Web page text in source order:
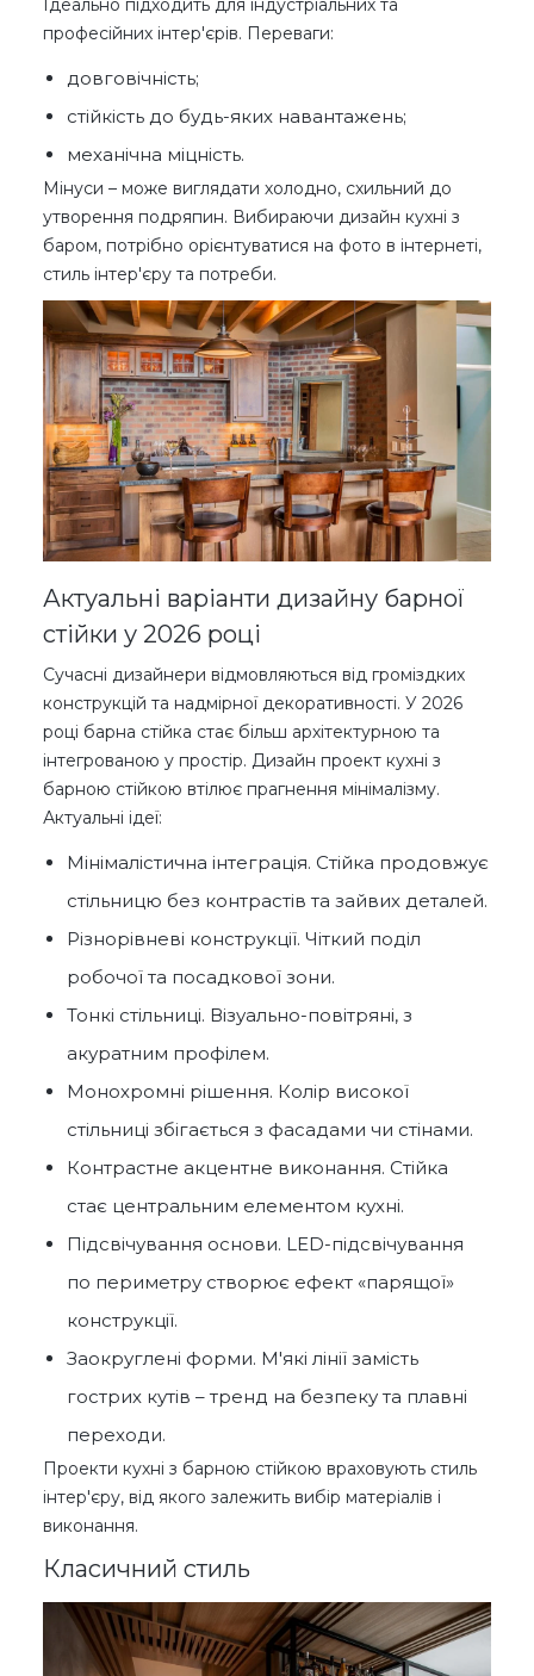
Ідеально підходить для індустріальних та
професійних інтер'єрів. Переваги:
довговічність;
стійкість до будь-яких навантажень;
механічна міцність.
Мінуси – може виглядати холодно, схильний до
утворення подряпин. Вибираючи дизайн кухні з
баром, потрібно орієнтуватися на фото в інтернеті,
стиль інтер'єру та потреби.
Актуальні варіанти дизайну барної
стійки у 2026 році
Сучасні дизайнери відмовляються від громіздких
конструкцій та надмірної декоративності. У 2026
році барна стійка стає більш архітектурною та
інтегрованою у простір. Дизайн проект кухні з
барною стійкою втілює прагнення мінімалізму.
Актуальні ідеї:
Мінімалістична інтеграція. Стійка продовжує
стільницю без контрастів та зайвих деталей.
Різнорівневі конструкції. Чіткий поділ
робочої та посадкової зони.
Тонкі стільниці. Візуально-повітряні, з
акуратним профілем.
Монохромні рішення. Колір високої
стільниці збігається з фасадами чи стінами.
Контрастне акцентне виконання. Стійка
стає центральним елементом кухні.
Підсвічування основи. LED-підсвічування
по периметру створює ефект «парящої»
конструкції.
Заокруглені форми. М'які лінії замість
гострих кутів – тренд на безпеку та плавні
переходи.
Проекти кухні з барною стійкою враховують стиль
інтер'єру, від якого залежить вибір матеріалів і
виконання.
Класичний стиль